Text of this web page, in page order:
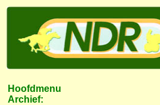
Hoofdmenu
Archief: